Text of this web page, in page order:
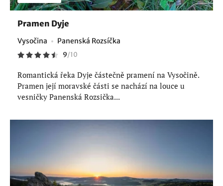
Pramen Dyje
Vysočina Panenská Rozsíčka
9/10
Romantická řeka Dyje částečně pramení na Vysočině.
Pramen její moravské části se nachází na louce u
vesničky Panenská Rozsička...